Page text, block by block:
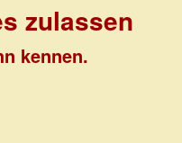
zulassen
kennen.